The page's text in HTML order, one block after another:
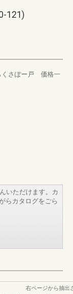
121)
くさぽー戸 価格一
いただけます。カ
らカタログをごら
右ページから抽出